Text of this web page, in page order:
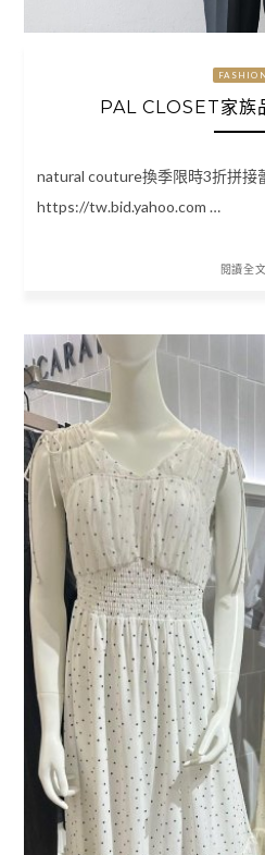
FASHION
PAL CLOSET家族
natural couture換季限時3折拼接
https://tw.bid.yahoo.com …
閱讀全文